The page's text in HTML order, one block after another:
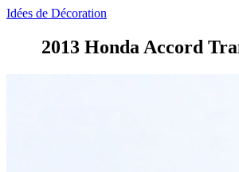
Idées de Décoration
2013 Honda Accord